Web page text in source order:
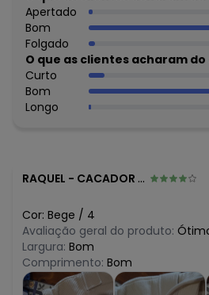
agosto/2026
julho/2026
junho/2026
maio/2026
abril/2026
março/2026
fevereiro/2026
Apertado
Bom
Folgado
O que as clientes acharam
Curto
Bom
Longo
RAQUEL - CACADOR - SC
Cor: Bege / 4
Avaliação geral do produto:
Largura: Bom
Comprimento: Bom